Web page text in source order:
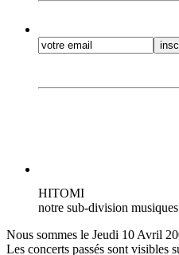
HITOMI
notre sub-division
Nous sommes le Jeudi 10 Avril
Les concerts passés sont visibles